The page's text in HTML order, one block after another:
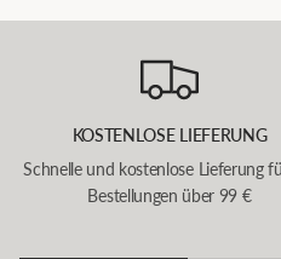
KOSTENLOSE LIEFERUNG
Schnelle und kostenlose Lieferung
Bestellungen über 99 €